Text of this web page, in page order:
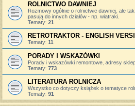
ROLNICTWO DAWNIEJ
Rozmowy ogólnie o rolnictwie dawniej, ale
pasują do innych działów - np. wiatraki.
Tematy: 21
RETROTRAKTOR - ENGLISH
Tematy: 11
PORADY I WSKAZÓWKI
Porady i wskazówki remontowe, adresy
Tematy: 773
LITERATURA ROLNICZA
Wszystko co dotyczy książek o tematyce
Tematy: 91